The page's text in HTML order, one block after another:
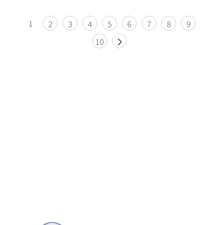
1 2 3 4 5 6 7 8
9
10